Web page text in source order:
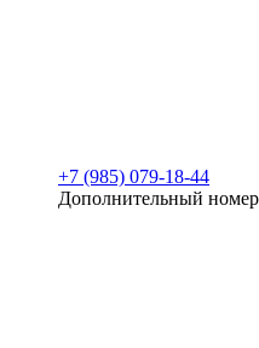
+7 (985) 079-18-44
Дополнительный